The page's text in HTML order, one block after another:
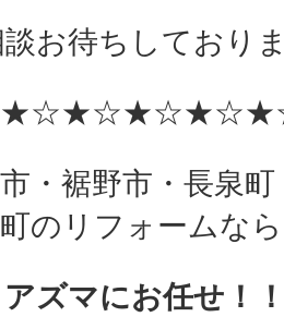
お待ちしており
・裾野市・長泉
のリフォームな
ズマにお任せ！